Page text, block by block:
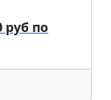
руб по